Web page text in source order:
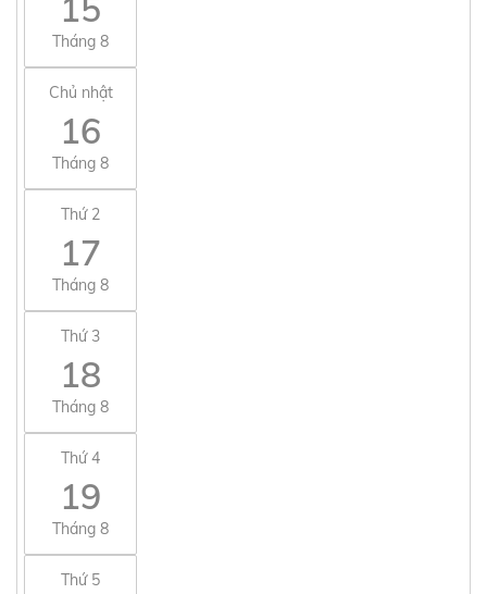
Tháng 8
Chủ nhật
16
Tháng 8
Thứ 2
17
Tháng 8
Thứ 3
18
Tháng 8
Thứ 4
19
Tháng 8
Thứ 5